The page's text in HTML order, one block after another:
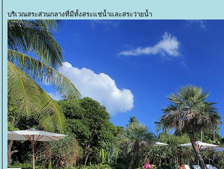
บริเวณสระส่วนกลางที่มีทั้งสระแช่น้ำและสระว่ายน้ำ